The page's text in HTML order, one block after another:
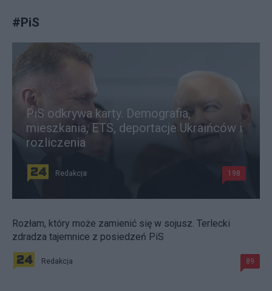
#PiS
PiS odkrywa karty. Demografia,
mieszkania, ETS, deportacje Ukraińców i
rozliczenia
Redakcja 198
Rozłam, który może zamienić się w sojusz. Terlecki
zdradza tajemnice z posiedzeń PiS
Redakcja 89